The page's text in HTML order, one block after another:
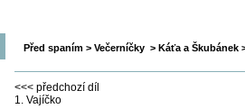
Před spaním > Večerníčky > Káťa a Škubánek
<<< předchozí díl
1. Vajíčko